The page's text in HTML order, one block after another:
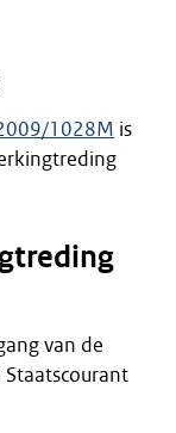
1028M is
van de